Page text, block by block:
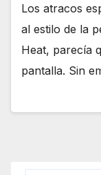
Los atracos
al estilo de la
Heat, parecía
pantalla. Sin